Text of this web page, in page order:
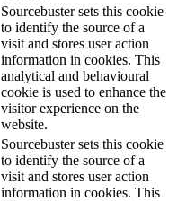
Sourcebuster sets this cookie
to identify the source of a
visit and stores user action
information in cookies. This
analytical and behavioural
cookie is used to enhance the
visitor experience on the
website.
Sourcebuster sets this cookie
to identify the source of a
visit and stores user action
information in cookies. This